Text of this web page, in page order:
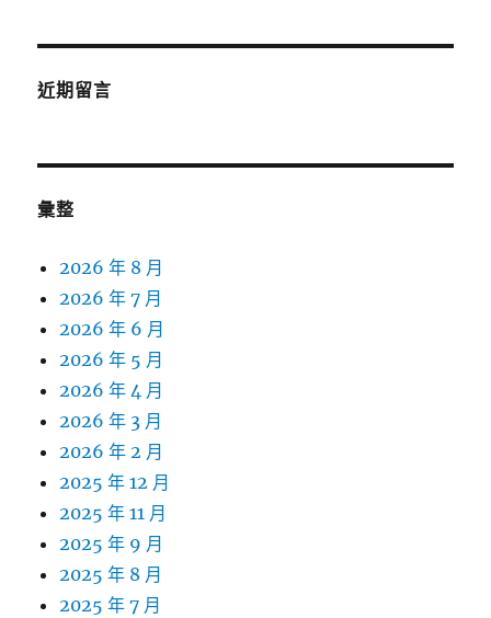
近期留言
彙整
2026 年 8 月
2026 年 7 月
2026 年 6 月
2026 年 5 月
2026 年 4 月
2026 年 3 月
2026 年 2 月
2025 年 12 月
2025 年 11 月
2025 年 9 月
2025 年 8 月
2025 年 7 月